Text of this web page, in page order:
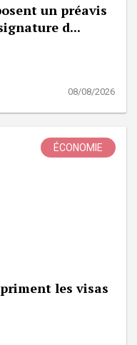
un préavis
d...
08/08/2026
ÉCONOMIE
les visas